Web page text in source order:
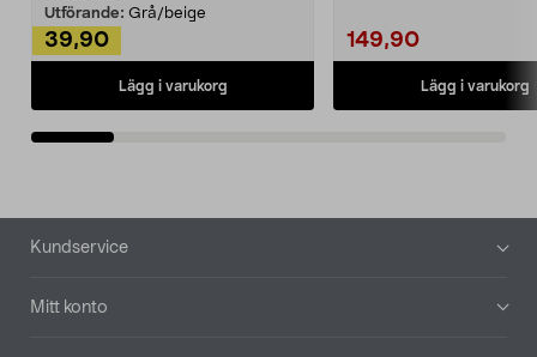
Utförande: Grå/beige
39,90
Lägg i varukorg
149,90
Lägg i varukorg
Sidfot
Kundservice
Mitt konto